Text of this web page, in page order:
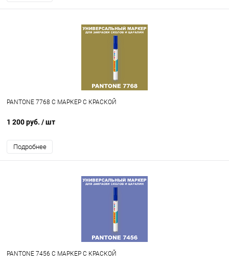
PANTONE 7768 C МАРКЕР С КРАСКОЙ
1 200 руб. / шт
Подробнее
PANTONE 7456 C МАРКЕР С КРАСКОЙ